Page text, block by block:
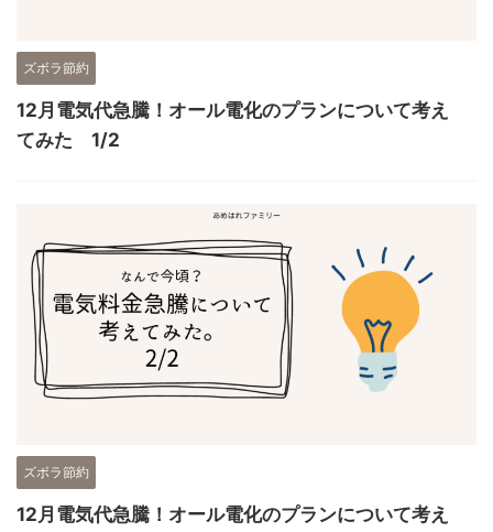
ズボラ節約
12月電気代急騰！オール電化のプランについて考え
てみた 1/2
ズボラ節約
12月電気代急騰！オール電化のプランについて考え